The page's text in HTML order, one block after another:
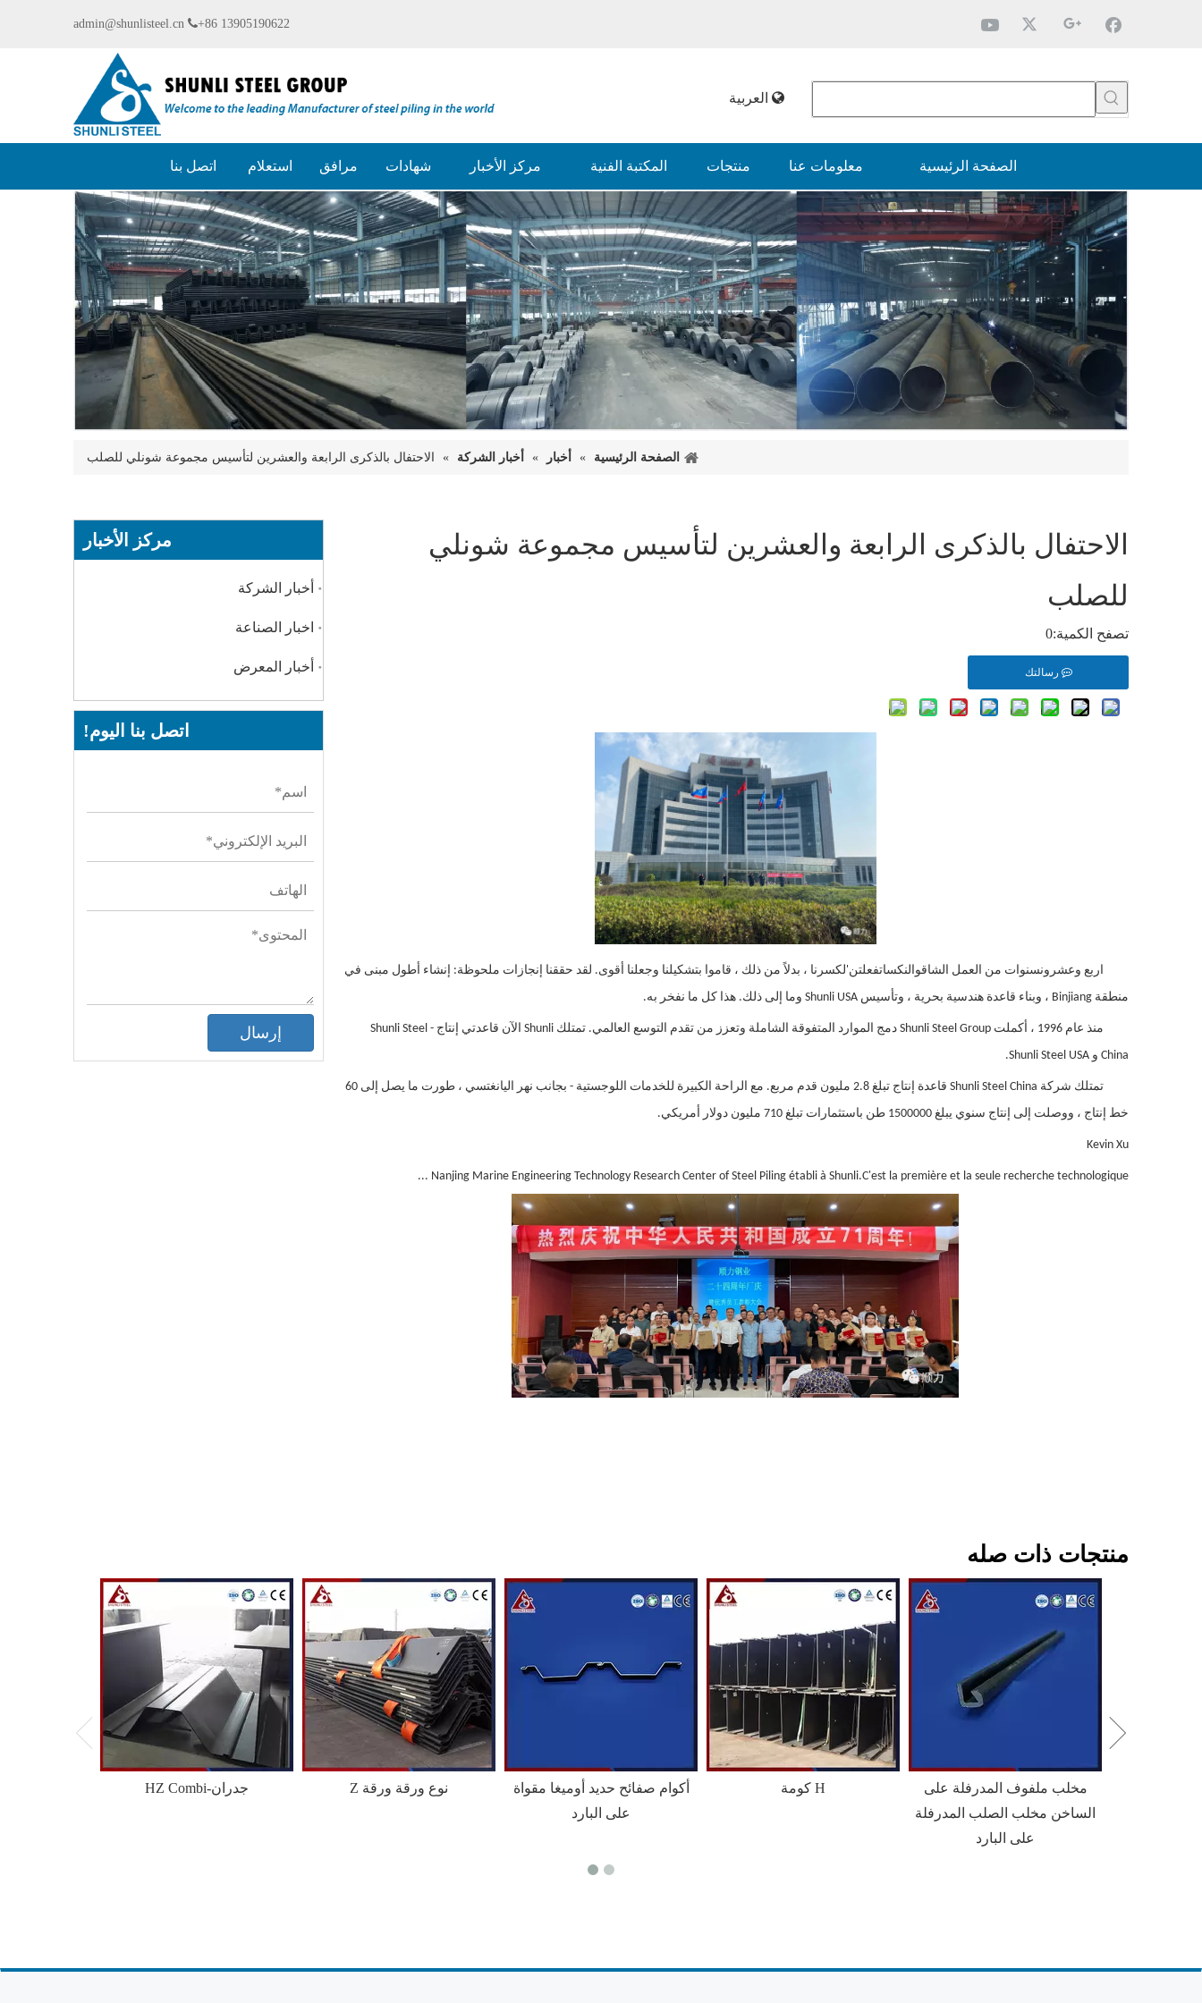
admin@shunlisteel.cn +86 13905190622
العربية
الصفحة الرئيسية معلومات عنا منتجات المكتبة الفنية مركز الأخبار شهادات مرافق استعلام اتصل بنا
الصفحة الرئيسية » أخبار » أخبار الشركة » الاحتفال بالذكرى الرابعة والعشرين لتأسيس مجموعة شونلي للصلب
الاحتفال بالذكرى الرابعة والعشرين لتأسيس مجموعة شونلي
للصلب
تصفح الكمية:0
رسالتك
اربع وعشرونسنوات من العمل الشاقو النكساتفعلتن'لكسرنا ، بدلاً من ذلك ، قاموا بتشكيلنا وجعلنا أقوى. لقد حققنا إنجازات ملحوظة: إنشاء أطول مبنى في
منطقة Binjiang ، وبناء قاعدة هندسية بحرية ، وتأسيس Shunli USA وما إلى ذلك. هذا كل ما نفخر به.
منذ عام 1996 ، أكملت Shunli Steel Group دمج الموارد المتفوقة الشاملة وتعزز من تقدم التوسع العالمي. تمتلك Shunli الآن قاعدتي إنتاج - Shunli Steel
China و Shunli Steel USA.
تمتلك شركة Shunli Steel China قاعدة إنتاج تبلغ 2.8 مليون قدم مربع. مع الراحة الكبيرة للخدمات اللوجستية - بجانب نهر اليانغتسي ، طورت ما يصل إلى 60
خط إنتاج ، ووصلت إلى إنتاج سنوي يبلغ 1500000 طن باستثمارات تبلغ 710 مليون دولار أمريكي.
Kevin Xu
Nanjing Marine Engineering Technology Research Center of Steel Piling établi à Shunli.C'est la première et la seule recherche technologique ...
مركز الأخبار
أخبار الشركة
اخبار الصناعة
أخبار المعرض
اتصل بنا اليوم!
إرسال
منتجات ذات صله
HZ Combi-جدران Z نوع ورقة ورقة
أكوام صفائح حديد أوميغا مقواة
على البارد
كومة H
مخلب ملفوف المدرفلة على
الساخن مخلب الصلب المدرفلة
على البارد